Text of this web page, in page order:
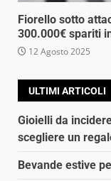
Fiorello sotto
300.000€ spariti
12 Agosto 2025
ULTIMI ARTICOLI
Gioielli da
scegliere un
Bevande estive